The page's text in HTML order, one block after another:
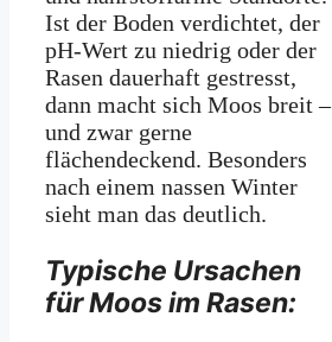
Ist der Boden verdichtet, der
pH-Wert zu niedrig oder der
Rasen dauerhaft gestresst,
dann macht sich Moos breit –
und zwar gerne
flächendeckend. Besonders
nach einem nassen Winter
sieht man das deutlich.
Typische Ursachen
für Moos im Rasen: